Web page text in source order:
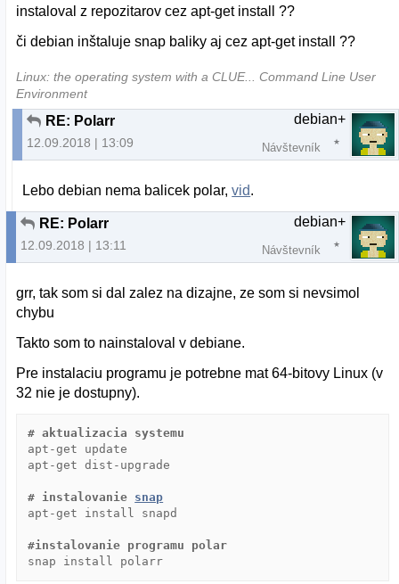
instaloval z repozitarov cez apt-get install ??
či debian inštaluje snap baliky aj cez apt-get install ??
Linux: the operating system with a CLUE... Command Line User
Environment
RE: Polarr
12.09.2018 | 13:09
debian+
Návštevník
Lebo debian nema balicek polar,vid.
RE: Polarr
12.09.2018 | 13:11
debian+
Návštevník
grr, tak som si dal zalez na dizajne, ze som si nevsimol
chybu
Takto som to nainstaloval v debiane.
Pre instalaciu programu je potrebne mat 64-bitovy Linux (v
32 nie je dostupny).
# aktualizacia systemu
apt-get update
apt-get dist-upgrade
# instalovanie snap
apt-get install snapd
#instalovanie programu polar